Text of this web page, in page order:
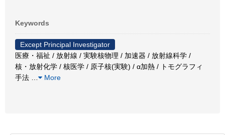
Keywords
Except Principal Investigator
医療・福祉 / 放射線 / 実験核物理 / 加速器 / 放射線科学 /
核・放射化学 / 核医学 / 原子核(実験) / α加熱 / トモグラフィ
手法
More